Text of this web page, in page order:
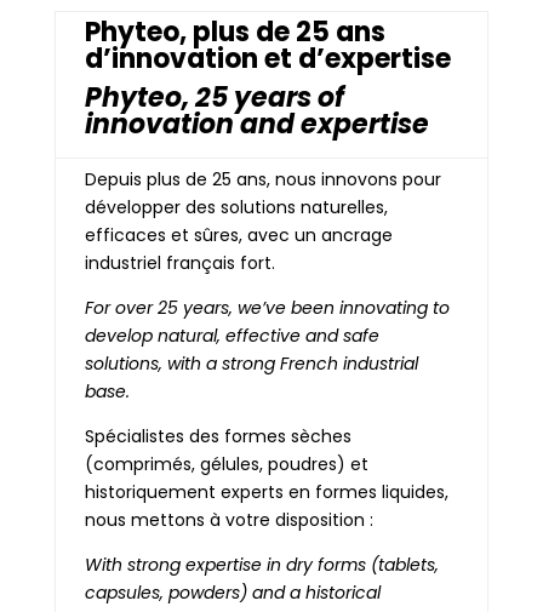
Phyteo, plus de 25 ans
d’innovation et d’expertise
Phyteo, 25 years of
innovation and expertise
Depuis plus de 25 ans, nous innovons pour
développer des solutions naturelles,
efficaces et sûres, avec un ancrage
industriel français fort.
For over 25 years, we’ve been innovating to
develop natural, effective and safe
solutions, with a strong French industrial
base.
Spécialistes des formes sèches
(comprimés, gélules, poudres) et
historiquement experts en formes liquides,
nous mettons à votre disposition :
With strong expertise in dry forms (tablets,
capsules, powders) and a historical